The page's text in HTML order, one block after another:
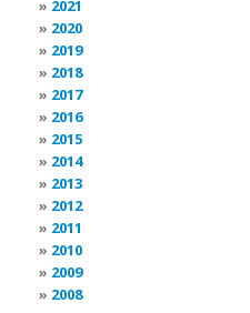
2021
2020
2019
2018
2017
2016
2015
2014
2013
2012
2011
2010
2009
2008